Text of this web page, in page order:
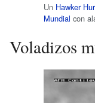
Un Hawker
Mundial con
Voladizos